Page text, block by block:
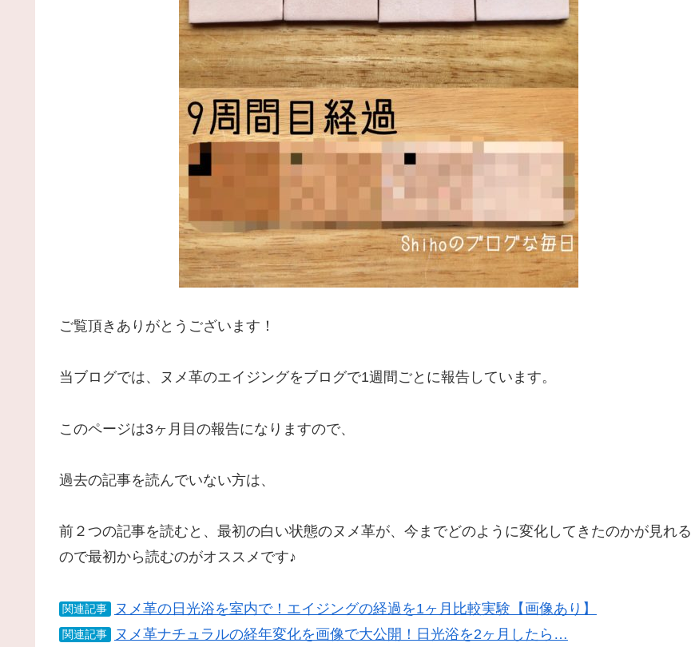
ご覧頂きありがとうございます！
当ブログでは、 ヌメ革のエイジングをブログで1週間ごとに報告 しています。
このページは3ヶ月目の報告になりますので、
過去の記事を読んでいない方は、
前２つの記事を読むと、最初の白い状態のヌメ革が、今までどのように変化してきたのかが見れる
ので最初から読むのがオススメ です♪
関連記事 ヌメ革の日光浴を室内で！エイジングの経過を1ヶ月比較実験【画像あり】
関連記事 ヌメ革ナチュラルの経年変化を画像で大公開！日光浴を2ヶ月したら…